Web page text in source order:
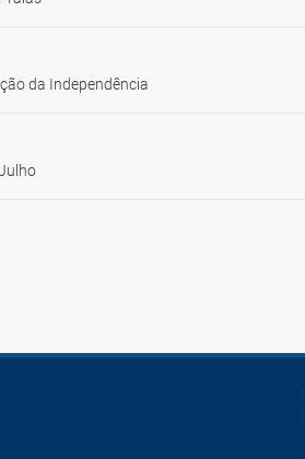
da Independência